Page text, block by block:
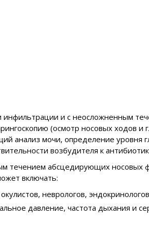
инфильтрации и с неосложненным
(осмотр носовых ходов
мочи, определение уровня
возбудителя к
течением абсцедирующих
включать:
неврологов,
давление, частота дыхания и